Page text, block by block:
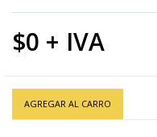
$0
AGREGAR AL CARRO